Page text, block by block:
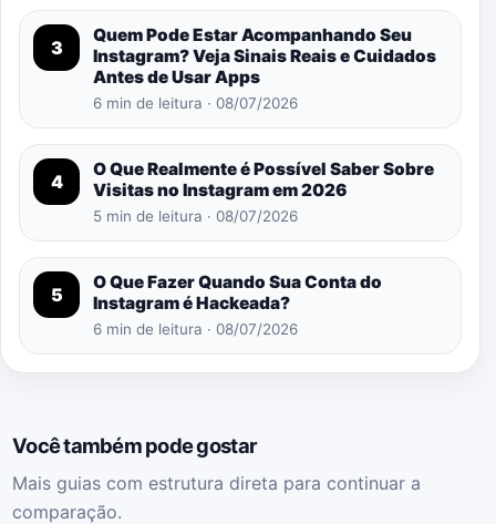
3
Quem Pode Estar Acompanhando Seu
Instagram? Veja Sinais Reais e Cuidados
Antes de Usar Apps
6 min de leitura · 08/07/2026
4
O Que Realmente é Possível Saber Sobre
Visitas no Instagram em 2026
5 min de leitura · 08/07/2026
5
O Que Fazer Quando Sua Conta do
Instagram é Hackeada?
6 min de leitura · 08/07/2026
Você também pode gostar
Mais guias com estrutura direta para continuar a
comparação.